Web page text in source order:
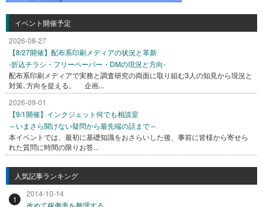
イベント開催予定
2026-08-27
【8/27開催】配布系印刷メディアの状況と革新
-折込チラシ・フリーペーパー・DMの現況と方向-
配布系印刷メディアで実務と調査研究の両面に取り組む3人の知見から現況と
対策､方向を捉える。 企画...
2026-09-01
【9/1開催】インクジェット何でも相談室
～いまさら聞けない疑問から最先端の話まで～
本イベントでは、最初に基礎知識をおさらいした後、事前に皆様から寄せら
れた質問に時間の限りお答...
人気記事ランキング
1
2014-10-14
改めて稼働率を整理する